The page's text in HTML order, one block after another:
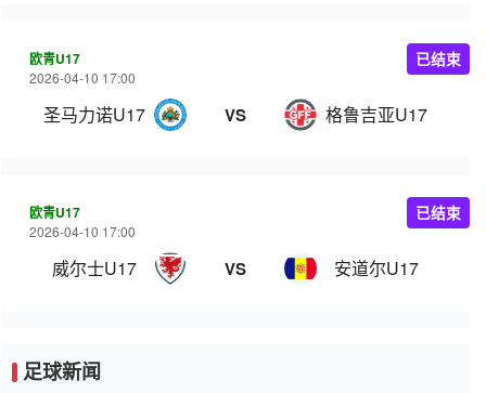
欧青U17
2026-04-10 17:00
圣马力诺U17 VS 格鲁吉亚U17
已结束
欧青U17
2026-04-10 17:00
威尔士U17 VS 安道尔U17
已结束
足球新闻